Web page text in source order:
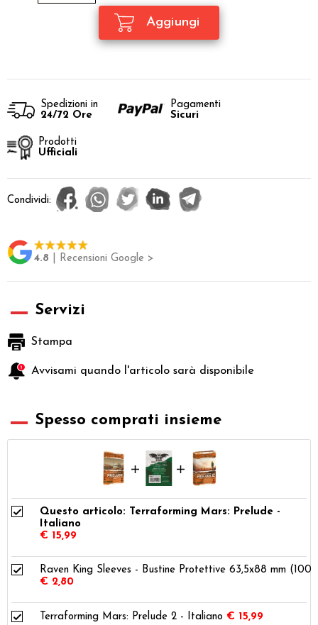
Spedizioni in
24/72 Ore
Pagamenti
Sicuri
Prodotti
Ufficiali
Condividi:
4.8 | Recensioni Google >
Servizi
Stampa
Avvisami quando l'articolo sarà disponibile
Spesso comprati insieme
Questo articolo: Terraforming Mars: Prelude -
Italiano
€ 15,99
Raven King Sleeves - Bustine Protettive 63,5x88 mm (100)
€ 2,80
Terraforming Mars: Prelude 2 - Italiano € 15,99